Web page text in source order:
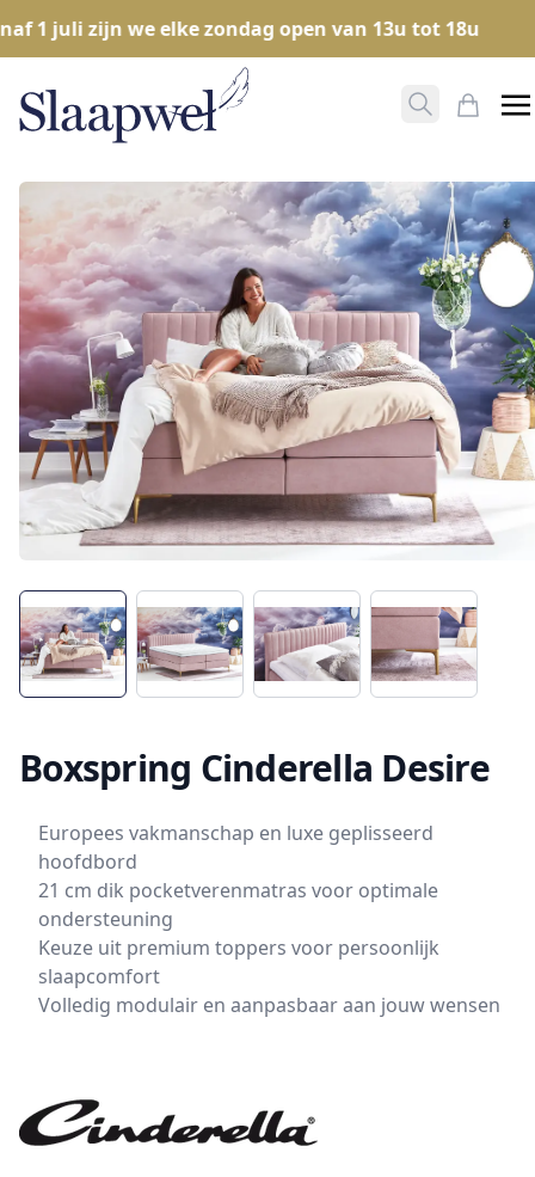
1 juli zijn we elke zondag open van 13u tot 18u
ZoekenMijn
Boxspring Cinderella Desire
Europees vakmanschap en luxe geplisseerd
hoofdbord
21 cm dik pocketverenmatras voor optimale
ondersteuning
Keuze uit premium toppers voor persoonlijk
slaapcomfort
Volledig modulair en aanpasbaar aan jouw wensen